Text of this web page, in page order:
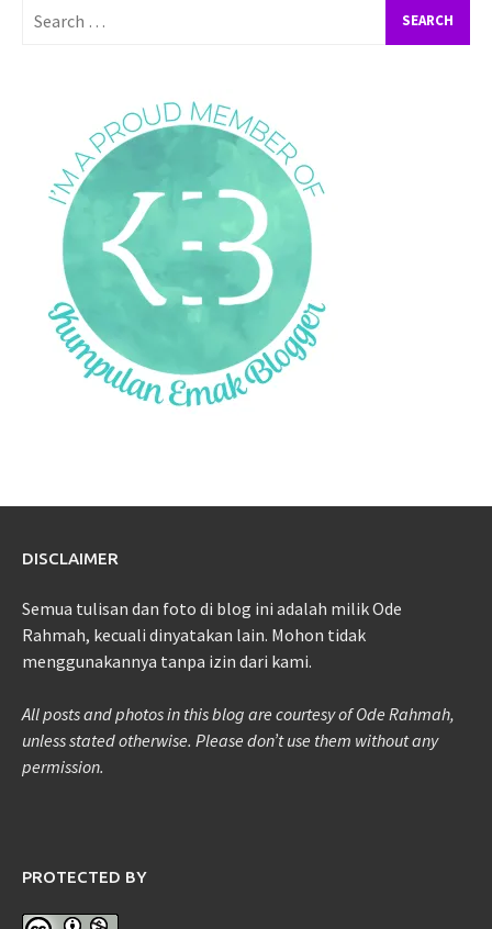
for:
DISCLAIMER
Semua tulisan dan foto di blog ini adalah milik Ode
Rahmah, kecuali dinyatakan lain. Mohon tidak
menggunakannya tanpa izin dari kami.
All posts and photos in this blog are courtesy of Ode Rahmah,
unless stated otherwise. Please don’t use them without any
permission.
PROTECTED BY